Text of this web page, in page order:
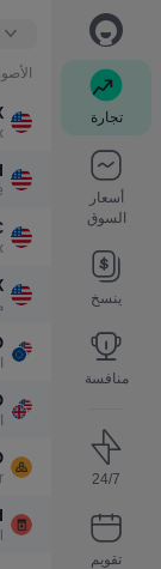
تجارة
أسعار
السوق
ينسخ
منافسة
24/7
تقويم